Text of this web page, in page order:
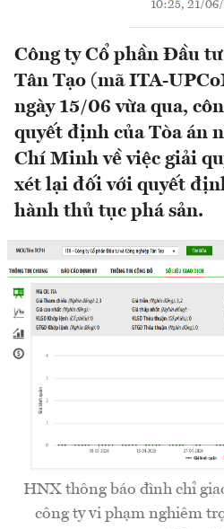
10:25, 21/
Công ty Cổ phần Đầu
Tân Tạo (mã ITA-
ngày 15/06 vừa qua,
quyết định của Tòa án
Chí Minh về việc giải
xét lại đối với quyết
hành thủ tục phá sản.
HNX thông báo đình chỉ
công ty vi phạm nghiêm